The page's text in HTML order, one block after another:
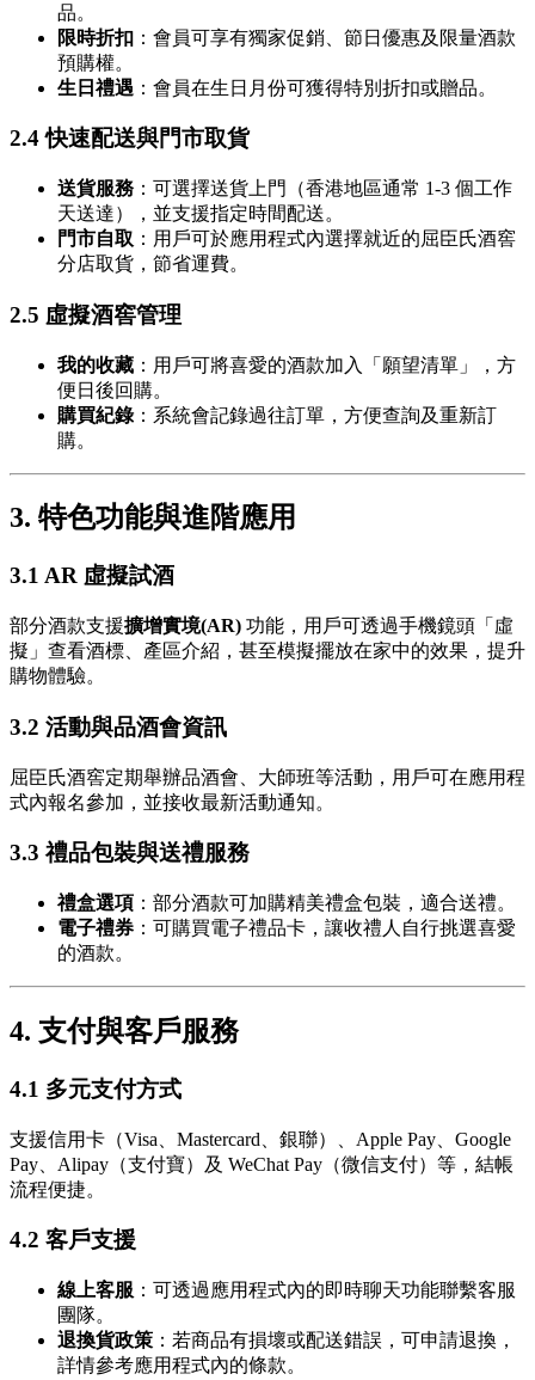
品。
限時折扣 ：會員可享有獨家促銷、節日優惠及限量酒款
預購權。
生日禮遇 ：會員在生日月份可獲得特別折扣或贈品。
2.4 快速配送與門市取貨
送貨服務 ：可選擇送貨上門（香港地區通常 1-3 個工作
天送達），並支援指定時間配送。
門市自取 ：用戶可於應用程式內選擇就近的屈臣氏酒窖
分店取貨，節省運費。
2.5 虛擬酒窖管理
我的收藏 ：用戶可將喜愛的酒款加入「願望清單」，方
便日後回購。
購買紀錄：系統會記錄過往訂單，方便查詢及重新訂
購。
3. 特色功能與進階應用
3.1 AR 虛擬試酒
部分酒款支援擴增實境(AR) 功能，用戶可透過手機鏡頭「虛
擬」查看酒標、產區介紹，甚至模擬擺放在家中的效果，提升
購物體驗。
3.2 活動與品酒會資訊
屈臣氏酒窖定期舉辦品酒會、大師班等活動，用戶可在應用程
式內報名參加，並接收最新活動通知。
3.3 禮品包裝與送禮服務
禮盒選項 ：部分酒款可加購精美禮盒包裝，適合送禮。
電子禮券 ：可購買電子禮品卡，讓收禮人自行挑選喜愛
的酒款。
4. 支付與客戶服務
4.1 多元支付方式
支援信用卡（Visa、Mastercard、銀聯）、Apple Pay、Google
Pay、Alipay（支付寶）及 WeChat Pay（微信支付）等，結帳
流程便捷。
4.2 客戶支援
線上客服 ：可透過應用程式內的即時聊天功能聯繫客服
團隊。
退換貨政策 ：若商品有損壞或配送錯誤，可申請退換，
詳情參考應用程式內的條款。